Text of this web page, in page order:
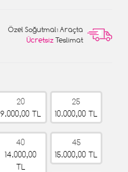
Özel Soğutmalı Araçta
Ücretsiz Teslimat
20
9.000,00 TL
25
10.000,00 TL
40
14.000,00
TL
45
15.000,00 TL